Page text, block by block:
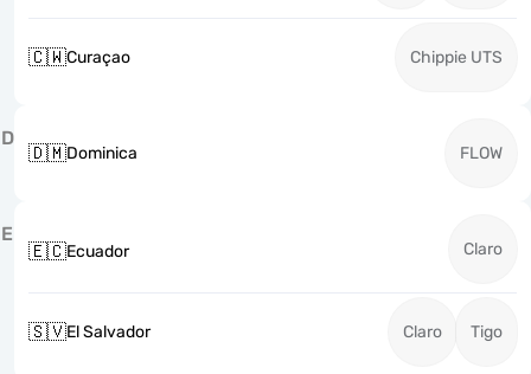
🇨🇼Curaçao Chippie UTS
D
🇩🇲Dominica FLOW
E
🇪🇨Ecuador Claro
🇸🇻El Salvador Claro Tigo